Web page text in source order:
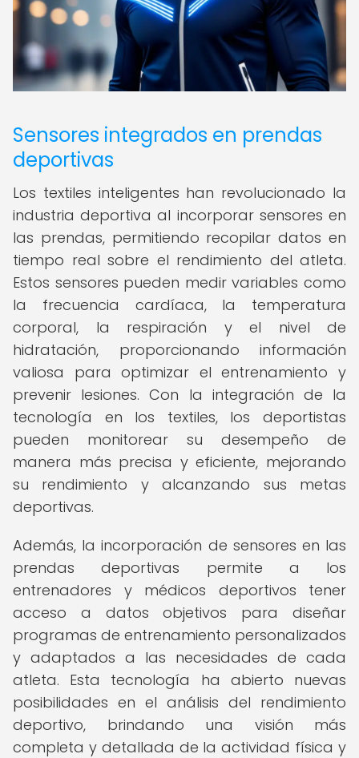
Sensores integrados en prendas
deportivas
Los textiles inteligentes han revolucionado la
industria deportiva al incorporar sensores en
las prendas, permitiendo recopilar datos en
tiempo real sobre el rendimiento del atleta.
Estos sensores pueden medir variables como
la frecuencia cardíaca, la temperatura
corporal, la respiración y el nivel de
hidratación, proporcionando información
valiosa para optimizar el entrenamiento y
prevenir lesiones. Con la integración de la
tecnología en los textiles, los deportistas
pueden monitorear su desempeño de
manera más precisa y eficiente, mejorando
su rendimiento y alcanzando sus metas
deportivas.
Además, la incorporación de sensores en las
prendas deportivas permite a los
entrenadores y médicos deportivos tener
acceso a datos objetivos para diseñar
programas de entrenamiento personalizados
y adaptados a las necesidades de cada
atleta. Esta tecnología ha abierto nuevas
posibilidades en el análisis del rendimiento
deportivo, brindando una visión más
completa y detallada de la actividad física y